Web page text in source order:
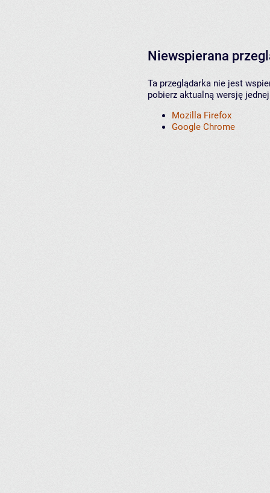
Niewspierana
Ta przeglądarka nie jest
pobierz aktualną wersję
Mozilla Firefox
Google Chrome